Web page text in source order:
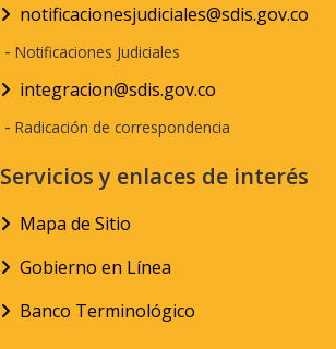
notificacionesjudiciales@sdis.gov.co
- Notificaciones Judiciales
integracion@sdis.gov.co
- Radicación de correspondencia
Servicios y enlaces de interés
Mapa de Sitio
Gobierno en Línea
Banco Terminológico